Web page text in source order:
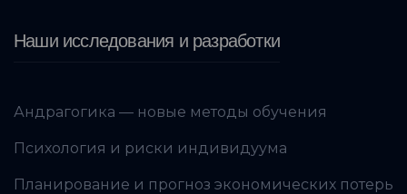
Наши исследования и разработки
Андрагогика — новые методы обучения
Психология и риски индивидуума
Планирование и прогноз экономических потерь